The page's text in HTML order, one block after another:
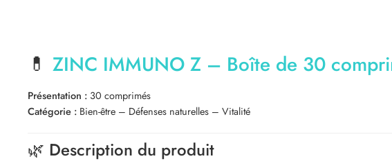
💊 ZINC IMMUNO Z – Boîte de 30
Présentation : 30 comprimés
Catégorie : Bien-être – Défenses naturelles – Vitalité
🌿 Description du produit